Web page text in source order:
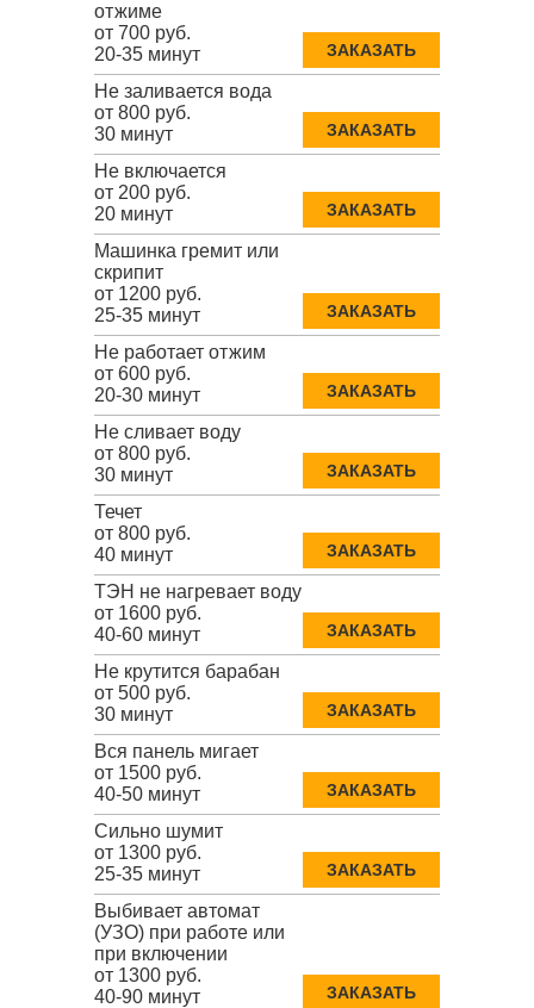
отжиме
от 700 руб.
20-35 минут
ЗАКАЗАТЬ
Не заливается вода
от 800 руб.
30 минут
ЗАКАЗАТЬ
Не включается
от 200 руб.
20 минут
ЗАКАЗАТЬ
Машинка гремит или
скрипит
от 1200 руб.
25-35 минут
ЗАКАЗАТЬ
Не работает отжим
от 600 руб.
20-30 минут
ЗАКАЗАТЬ
Не сливает воду
от 800 руб.
30 минут
ЗАКАЗАТЬ
Течет
от 800 руб.
40 минут
ЗАКАЗАТЬ
ТЭН не нагревает воду
от 1600 руб.
40-60 минут
ЗАКАЗАТЬ
Не крутится барабан
от 500 руб.
30 минут
ЗАКАЗАТЬ
Вся панель мигает
от 1500 руб.
40-50 минут
ЗАКАЗАТЬ
Сильно шумит
от 1300 руб.
25-35 минут
ЗАКАЗАТЬ
Выбивает автомат
(УЗО) при работе или
при включении
от 1300 руб.
40-90 минут
ЗАКАЗАТЬ